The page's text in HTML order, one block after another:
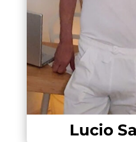
Lucio